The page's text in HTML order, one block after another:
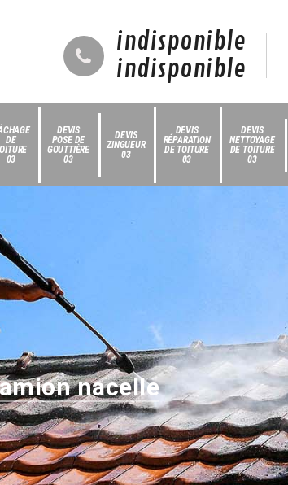
indisponible
indisponible
DE
03
DEVIS
POSE DE
GOUTTIÈRE
03
DEVIS
ZINGUEUR
03
DEVIS
RÉPARATION
DE TOITURE
03
DEVIS
NETTOYAGE
DE TOITURE
03
nacelle